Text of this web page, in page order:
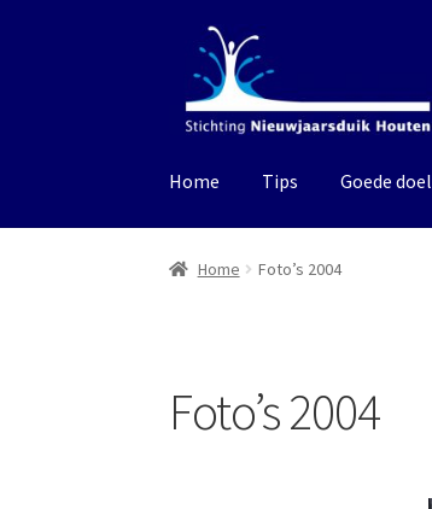
door
naar
navigatie
naar
de
inhoud
Home Tips Goede doel
Home Foto’s 2004
Foto’s 2004